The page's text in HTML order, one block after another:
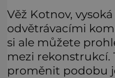
Věž Kotnov,
odvětrávacími
si ale můžete
mezi rekonstrukcí.
proměnit podobu